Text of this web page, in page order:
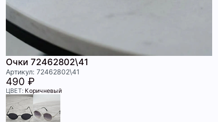
Очки 72462802\41
Артикул: 72462802\41
490 ₽
ЦВЕТ: Коричневый